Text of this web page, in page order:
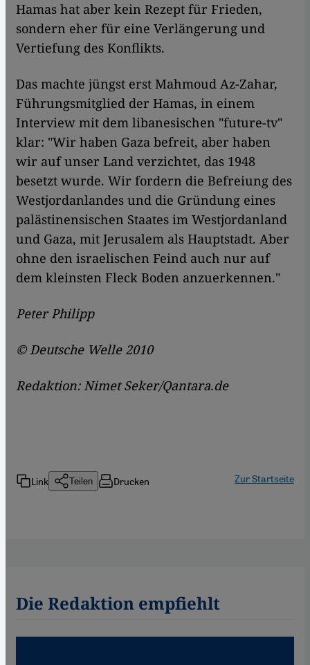
Hamas hat aber kein Rezept für Frieden,
sondern eher für eine Verlängerung und
Vertiefung des Konflikts.
Das machte jüngst erst Mahmoud Az-Zahar,
Führungsmitglied der Hamas, in einem
Interview mit dem libanesischen "future-tv"
klar: "Wir haben Gaza befreit, aber haben
wir auf unser Land verzichtet, das 1948
besetzt wurde. Wir fordern die Befreiung des
Westjordanlandes und die Gründung eines
palästinensischen Staates im Westjordanland
und Gaza, mit Jerusalem als Hauptstadt. Aber
ohne den israelischen Feind auch nur auf
dem kleinsten Fleck Boden anzuerkennen."
Peter Philipp
© Deutsche Welle 2010
Redaktion: Nimet Seker/Qantara.de
Link Teilen Drucken Zur Startseite
Die Redaktion empfiehlt